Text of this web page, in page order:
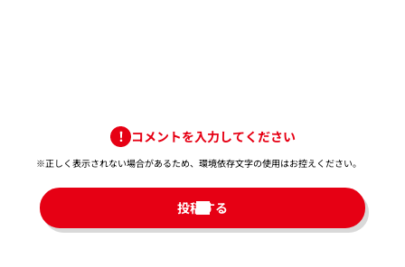
コメントを入力してください
※正しく表示されない場合があるため、環境依存文字の使用はお控えください。​
投稿する